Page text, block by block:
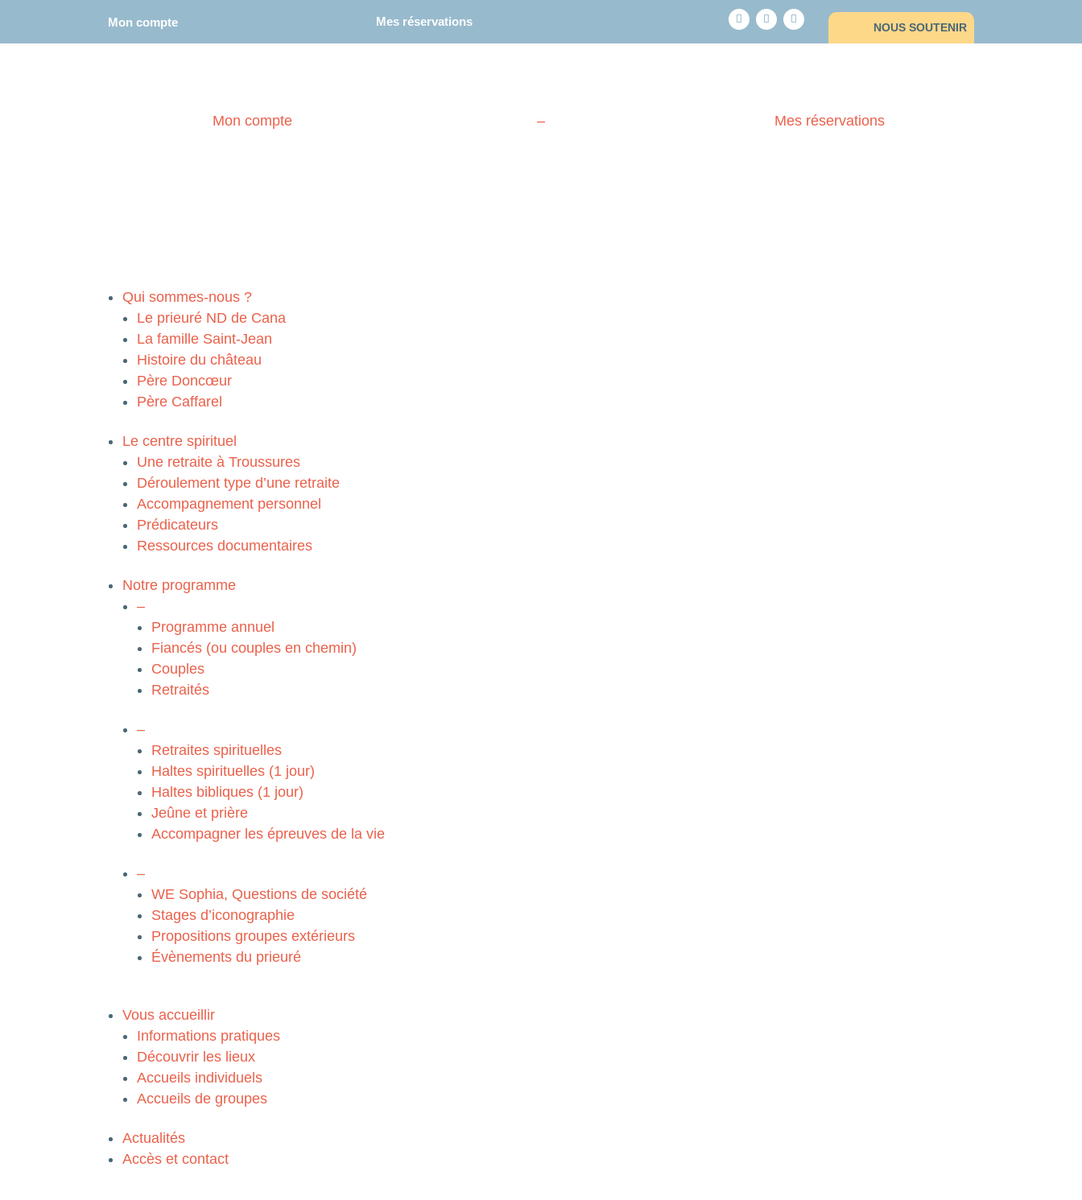
Mon compte Mes réservations NOUS SOUTENIR
Mon compte – Mes réservations
Qui sommes-nous ?
Le prieuré ND de Cana
La famille Saint-Jean
Histoire du château
Père Doncœur
Père Caffarel
Le centre spirituel
Une retraite à Troussures
Déroulement type d’une retraite
Accompagnement personnel
Prédicateurs
Ressources documentaires
Notre programme
–
Programme annuel
Fiancés (ou couples en chemin)
Couples
Retraités
–
Retraites spirituelles
Haltes spirituelles (1 jour)
Haltes bibliques (1 jour)
Jeûne et prière
Accompagner les épreuves de la vie
–
WE Sophia, Questions de société
Stages d’iconographie
Propositions groupes extérieurs
Évènements du prieuré
Vous accueillir
Informations pratiques
Découvrir les lieux
Accueils individuels
Accueils de groupes
Actualités
Accès et contact